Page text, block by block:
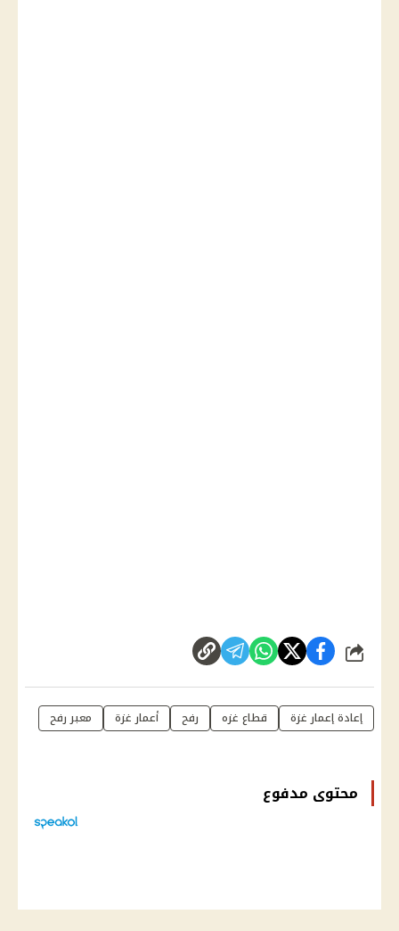
شارك
إعادة إعمار غزة قطاع غزه رفح أعمار غزة معبر رفح
محتوى مدفوع